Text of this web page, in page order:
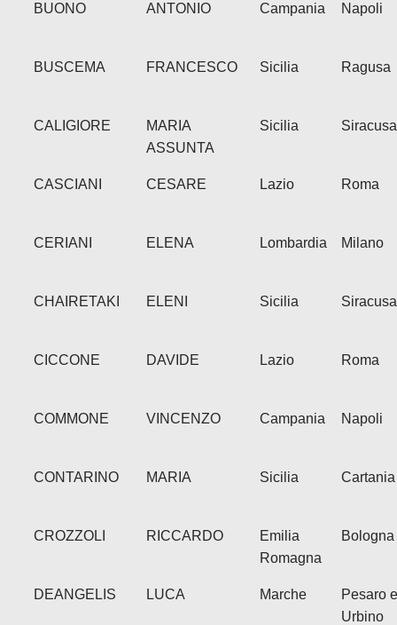
BUONO ANTONIO Campania Napoli
BUSCEMA FRANCESCO Sicilia Ragusa
CALIGIORE
MARIA
ASSUNTA
Sicilia Siracusa
CASCIANI CESARE Lazio Roma
CERIANI ELENA Lombardia Milano
CHAIRETAKI ELENI Sicilia Siracusa
CICCONE DAVIDE Lazio Roma
COMMONE VINCENZO Campania Napoli
CONTARINO MARIA Sicilia Cartania
CROZZOLI RICCARDO
Emilia
Romagna
Bologna
DEANGELIS LUCA Marche
Pesaro e
Urbino